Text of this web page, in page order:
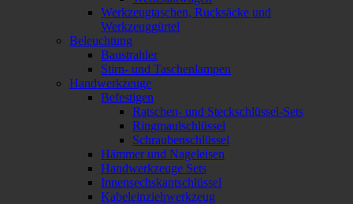
Werkzeugtaschen, Rucksäcke und
Werkzeuggürtel
Beleuchtung
Baustrahler
Stirn- und Taschenlampen
Handwerkzeuge
Befestigen
Ratschen- und Steckschlüssel-Sets
Ringmaulschlüssel
Schraubenschlüssel
Hämmer und Nageleisen
Handwerkzeuge Sets
Innensechskantschlüssel
Kabeleinziehwerkzeug